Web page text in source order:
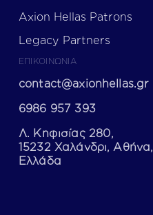
Axion Hellas Patrons
Legacy Partners
ΕΠΙΚΟΙΝΩΝΙΑ
contact@axionhellas.gr
6986 957 393
Λ. Κηφισίας 280,
15232 Χαλάνδρι, Αθήνα,
Ελλάδα